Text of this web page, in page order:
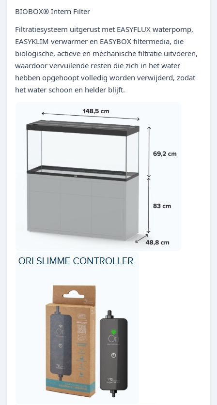
BIOBOX® Intern Filter
Filtratiesysteem uitgerust met EASYFLUX waterpomp,
EASYKLIM verwarmer en EASYBOX filtermedia, die
biologische, actieve en mechanische filtratie uitvoeren,
waardoor vervuilende resten die zich in het water
hebben opgehoopt volledig worden verwijderd, zodat
het water schoon en helder blijft.